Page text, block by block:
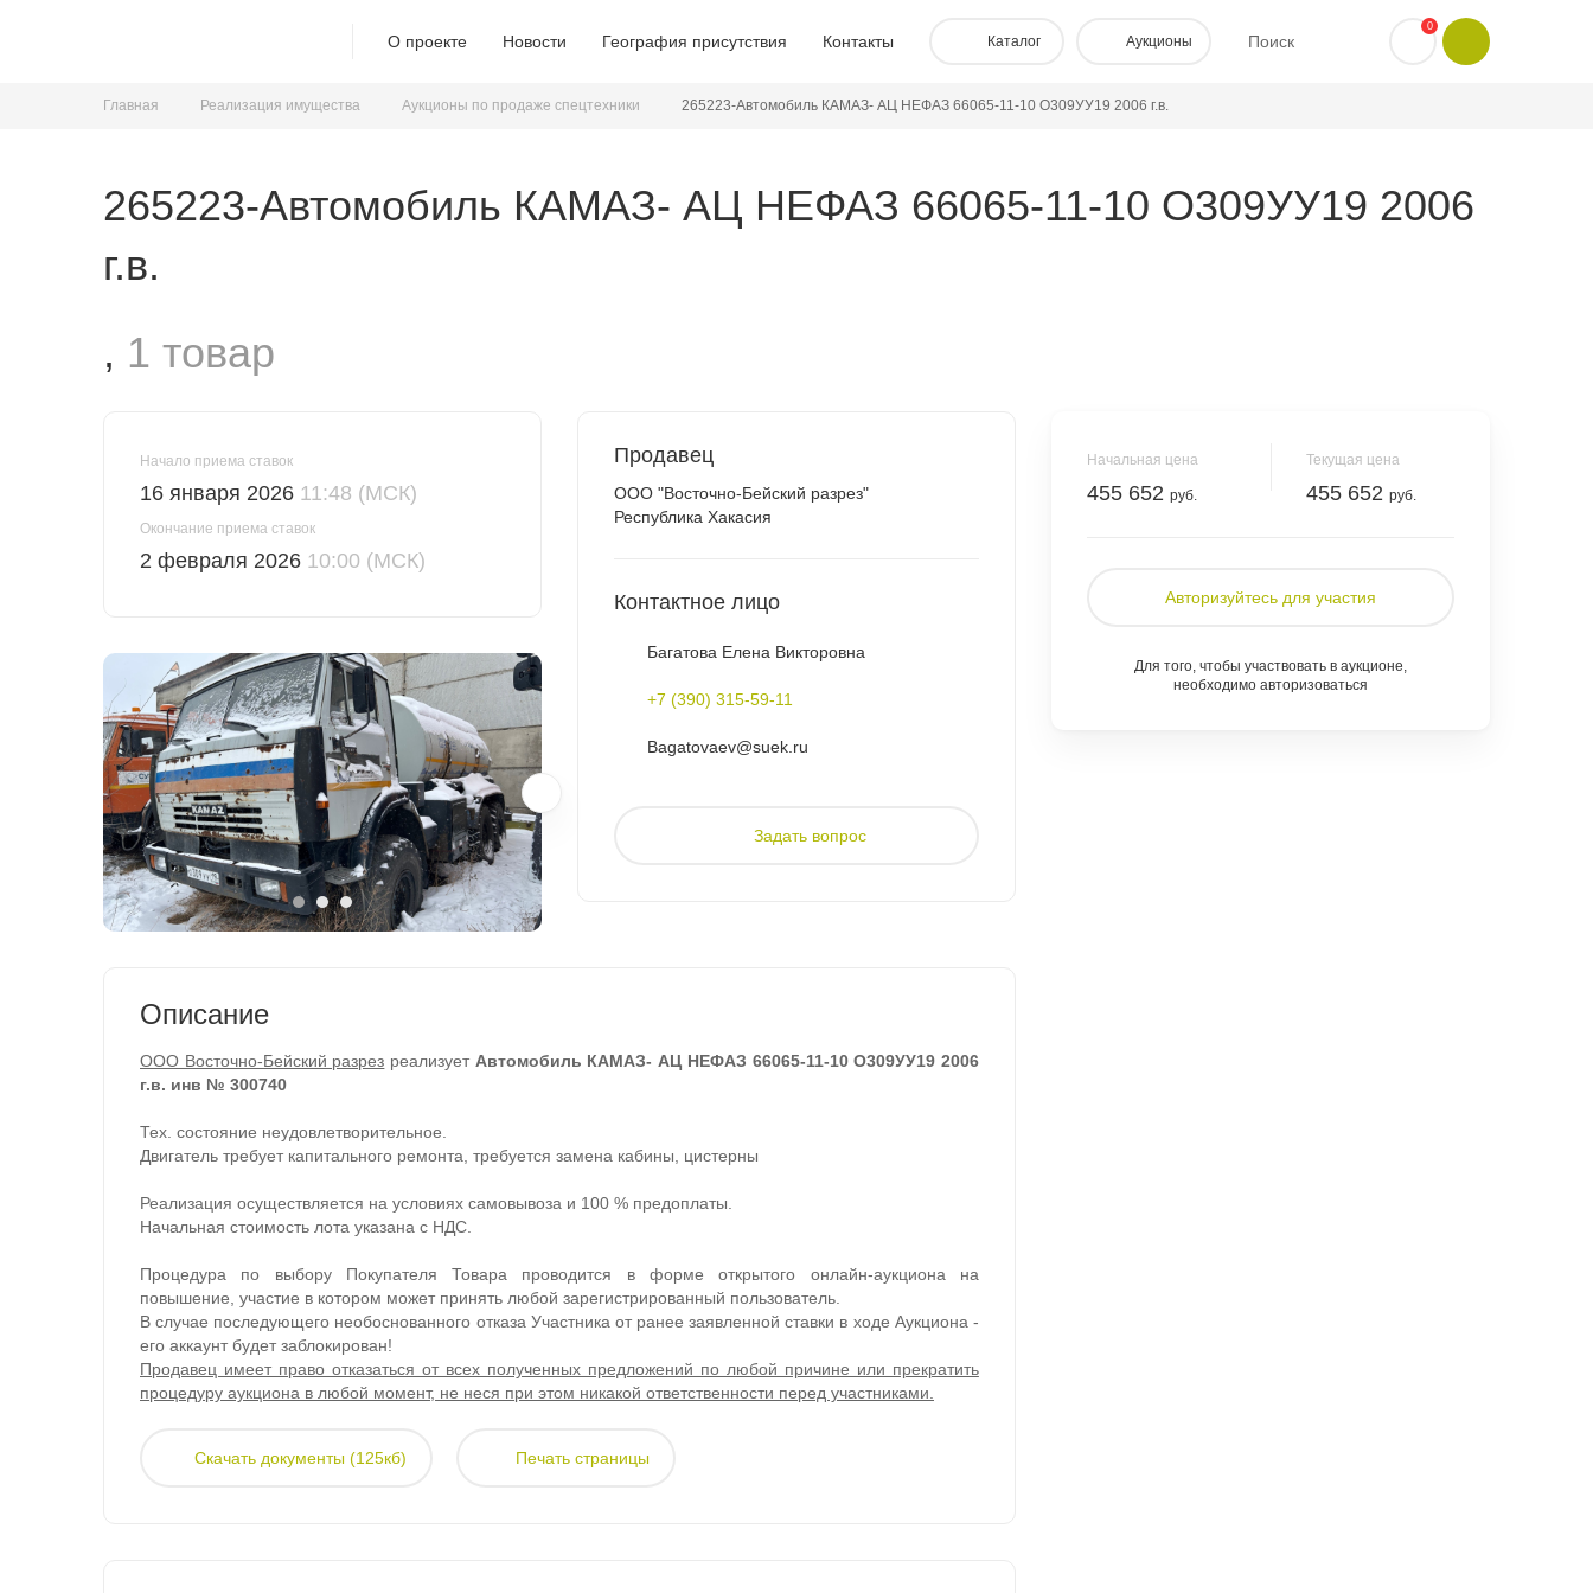
О проекте Новости География присутствия Контакты Каталог Аукционы Поиск
0
Главная Реализация имущества Аукционы по продаже спецтехники 265223-Автомобиль КАМАЗ- АЦ НЕФАЗ 66065-11-10 О309УУ19 2006 г.в.
265223-Автомобиль КАМАЗ- АЦ НЕФАЗ 66065-11-10 О309УУ19 2006
г.в.
, 1 товар
Начало приема ставок
16 января 2026 11:48 (МСК)
Окончание приема ставок
2 февраля 2026 10:00 (МСК)
Начальная цена
455 652
Текущая цена
455 652
Авторизуйтесь для участия
Для того, чтобы участвовать в аукционе,
необходимо авторизоваться
Продавец
ООО "Восточно-Бейский разрез"
Республика Хакасия
Контактное лицо
Багатова Елена Викторовна
+7 (390) 315-59-11
Bagatovaev@suek.ru
Задать вопрос
Описание
ООО Восточно-Бейский разрез реализует Автомобиль КАМАЗ- АЦ НЕФАЗ 66065-11-10 О309УУ19 2006
г.в. инв № 300740
Тех. состояние неудовлетворительное.
Двигатель требует капитального ремонта, требуется замена кабины, цистерны
Реализация осуществляется на условиях самовывоза и 100 % предоплаты.
Начальная стоимость лота указана с НДС.
Процедура по выбору Покупателя Товара проводится в форме открытого онлайн-аукциона на
повышение, участие в котором может принять любой зарегистрированный пользователь.
В случае последующего необоснованного отказа Участника от ранее заявленной ставки в ходе Аукциона -
его аккаунт будет заблокирован!
Продавец имеет право отказаться от всех полученных предложений по любой причине или прекратить
процедуру аукциона в любой момент, не неся при этом никакой ответственности перед участниками.
Скачать документы (125кб) Печать страницы